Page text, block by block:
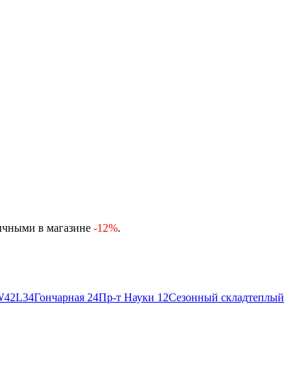
в магазине -12%.
Гончарная 24Пр-т Науки 12Сезонный складтеплый